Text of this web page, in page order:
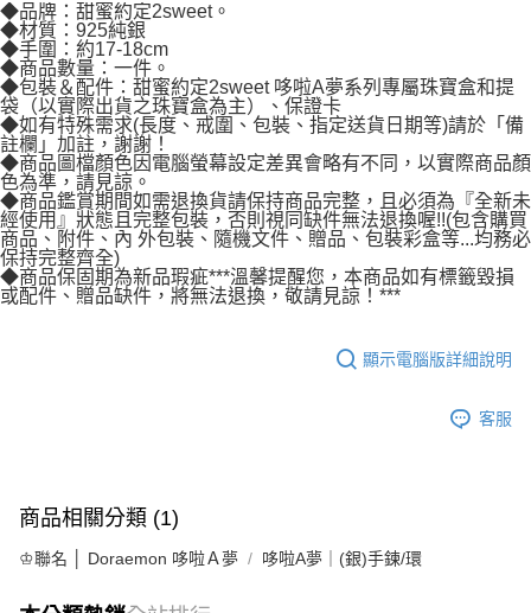
7-11取貨付款
每筆NT$60，滿NT$1,000(含以上)免運費
宅配
每筆NT$80，滿NT$1,000(含以上)免運費
離島宅配
每筆NT$220，滿NT$3,000(含以上)免運費
◆品牌：甜蜜約定2sweet。
◆材質：925純銀
◆手圍：約17-18cm
◆商品數量：一件。
◆包裝＆配件：甜蜜約定2sweet 哆啦A夢系列專屬珠寶盒和提
袋（以實際出貨之珠寶盒為主）、保證卡
◆如有特殊需求(長度、戒圍、包裝、指定送貨日期等)請於「備
註欄」加註，謝謝！
◆商品圖檔顏色因電腦螢幕設定差異會略有不同，以實際商品顏
色為準，請見諒。
◆商品鑑賞期間如需退換貨請保持商品完整，且必須為『全新未
經使用』狀態且完整包裝，否則視同缺件無法退換喔!!(包含購買
商品、附件、內 外包裝、隨機文件、贈品、包裝彩盒等...均務必
保持完整齊全)
◆商品保固期為新品瑕疵***溫馨提醒您，本商品如有標籤毀損
或配件、贈品缺件，將無法退換，敬請見諒！***
顯示電腦版詳細說明
客服
商品相關分類 (1)
♔聯名 │ Doraemon 哆啦Ａ夢 哆啦A夢｜(銀)手鍊/環